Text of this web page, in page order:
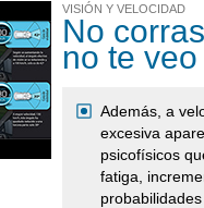
VISIÓN Y VELOCIDAD
No
no te veo
Además, a
excesiva
psicofísicos
fatiga,